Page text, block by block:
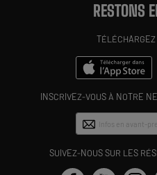
RESTONS
INSCRIVEZ-VOUS À NOTRE
SUIVEZ-NOUS SUR LES